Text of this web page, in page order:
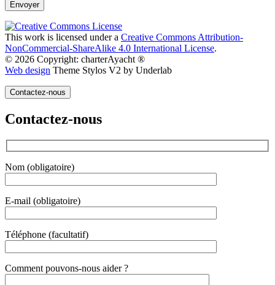
This work is licensed under a Creative Commons Attribution-
NonCommercial-ShareAlike 4.0 International License.
© 2026 Copyright: charterAyacht ®
Web design Theme Stylos V2 by Underlab
Contactez-nous
Contactez-nous
Nom (obligatoire)
E-mail (obligatoire)
Téléphone (facultatif)
Gender
Comment pouvons-nous aider ?